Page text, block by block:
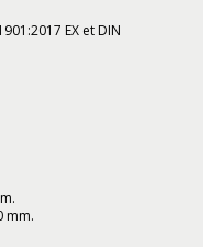
EX et DIN
mm.